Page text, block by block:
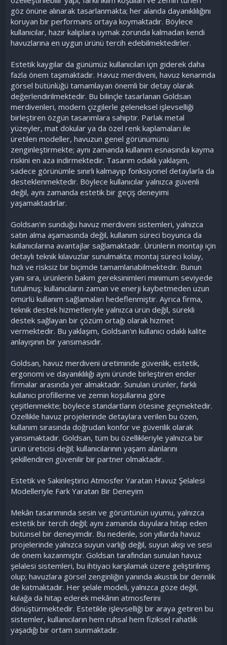
göz önüne alınarak tasarlanmakta; her alanda dayanıklılığını
koruyan bir performans ortaya koymaktadır. Böylece
kullanıcılar, hazır kalıplara uymak zorunda kalmadan kendi
havuzlarına en uygun ürünü tercih edebilmektedirler.
Estetik kaygılar da günümüz kullanıcıları için giderek daha
fazla önem taşımaktadır. Havuz merdiveni, havuz kenarında
görsel bütünlüğü tamamlayan önemli bir detay olarak
değerlendirilmektedir. Bu bilinçle tasarlanan Goldsan
merdivenleri, modern çizgilerle geleneksel işlevselliği
birleştiren özgün tasarımlara sahiptir. Parlak metal
yüzeyler, mat dokular ya da özel renk kaplamaları ile
üretilen modeller, havuzun genel görünümünü
zenginleştirmekte; aynı zamanda kullanım esnasında kayma
riskini en aza indirmektedir. Tasarım odaklı yaklaşım,
sadece görünümle sınırlı kalmayıp fonksiyonel detaylarla da
desteklenmektedir. Böylece kullanıcılar yalnızca güvenli
değil, aynı zamanda estetik bir geçiş deneyimi
yaşamaktadırlar.
Goldsan'ın sunduğu havuz merdiveni sistemleri, yalnızca
satın alma aşamasında değil, kullanım süreci boyunca da
kullanıcılarına avantajlar sağlamaktadır. Ürünlerin montajı için
detaylı teknik kılavuzlar sunulmakta; montaj süreci kolay,
hızlı ve risksiz bir biçimde tamamlanabilmektedir. Bunun
yanı sıra, ürünlerin bakım gereksinimleri minimum seviyede
tutulmuş; kullanıcıların zaman ve enerji kaybetmeden uzun
ömürlü kullanım sağlamaları hedeflenmiştir. Ayrıca firma,
teknik destek hizmetleriyle yalnızca ürün değil, sürekli
destek sağlayan bir çözüm ortağı olarak hizmet
vermektedir. Bu yaklaşım, Goldsan'ın kullanıcı odaklı kalite
anlayışının bir yansımasıdır.
Goldsan, havuz merdiveni üretiminde güvenlik, estetik,
ergonomi ve dayanıklılığı aynı üründe birleştiren ender
firmalar arasında yer almaktadır. Sunulan ürünler, farklı
kullanıcı profillerine ve zemin koşullarına göre
çeşitlenmekte; böylece standartların ötesine geçmektedir.
Özellikle havuz projelerinde detaylara verilen bu özen,
kullanım sırasında doğrudan konfor ve güvenlik olarak
yansımaktadır. Goldsan, tüm bu özellikleriyle yalnızca bir
ürün üreticisi değil; kullanıcılarının yaşam alanlarını
şekillendiren güvenilir bir partner olmaktadır.
Estetik ve Sakinleştirici Atmosfer Yaratan Havuz Şelalesi
Modelleriyle Fark Yaratan Bir Deneyim
Mekân tasarımında sesin ve görüntünün uyumu, yalnızca
estetik bir tercih değil; aynı zamanda duyulara hitap eden
bütünsel bir deneyimdir. Bu nedenle, son yıllarda havuz
projelerinde yalnızca suyun varlığı değil, suyun akışı ve sesi
de önem kazanmıştır. Goldsan tarafından sunulan havuz
şelalesi sistemleri, bu ihtiyacı karşılamak üzere geliştirilmiş
olup; havuzlara görsel zenginliğin yanında akustik bir derinlik
de katmaktadır. Her şelale modeli, yalnızca göze değil,
kulağa da hitap ederek mekânın atmosferini
dönüştürmektedir. Estetikle işlevselliği bir araya getiren bu
sistemler, kullanıcıların hem ruhsal hem fiziksel rahatlık
yaşadığı bir ortam sunmaktadır.